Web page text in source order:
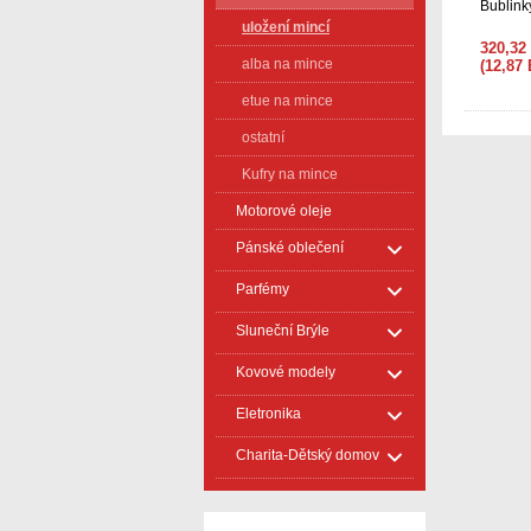
uložení mincí
alba na mince
etue na mince
ostatní
Kufry na mince
Motorové oleje
Pánské oblečení
Parfémy
Sluneční Brýle
Kovové modely
Eletronika
Charita-Dětský domov
320,32
(12,87